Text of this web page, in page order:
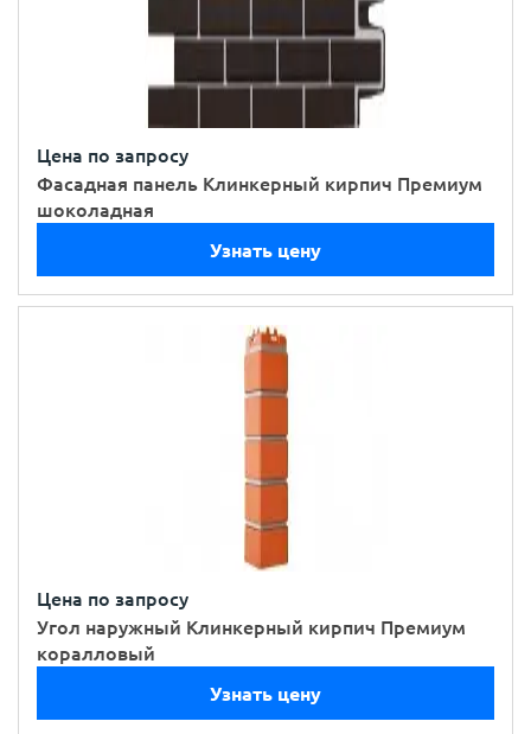
Цена по запросу
Фасадная панель Клинкерный кирпич Премиум
шоколадная
Узнать цену
Цена по запросу
Угол наружный Клинкерный кирпич Премиум
коралловый
Узнать цену